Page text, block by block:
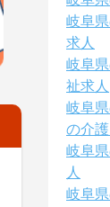
岐阜
求人
岐阜
祉求人
岐阜
の介
岐阜
人
岐阜